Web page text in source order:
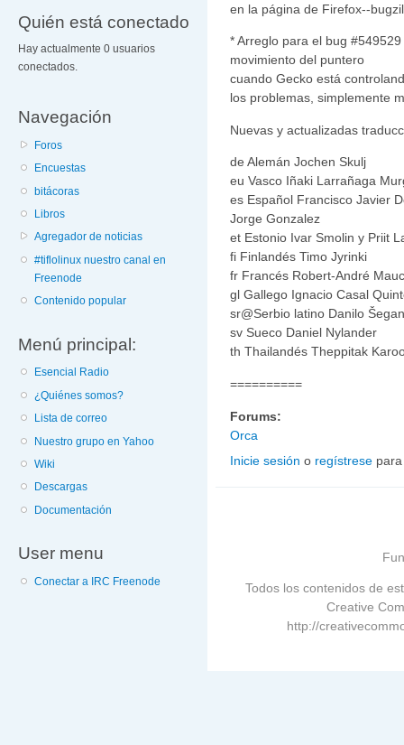
Quién está conectado
Hay actualmente 0 usuarios
conectados.
Navegación
Foros
Encuestas
bitácoras
Libros
Agregador de noticias
#tiflolinux nuestro canal en
Freenode
Contenido popular
Menú principal:
Esencial Radio
¿Quiénes somos?
Lista de correo
Nuestro grupo en Yahoo
Wiki
Descargas
Documentación
User menu
Conectar a IRC Freenode
en la página de Firefox--
* Arreglo para el bug
movimiento del puntero
cuando Gecko está
los problemas, simplemente
Nuevas y actualizadas
de Alemán Jochen Skulj
eu Vasco Iñaki Larrañaga
es Español Francisco Javier
Jorge Gonzalez
et Estonio Ivar Smolin y Priit
fi Finlandés Timo Jyrinki
fr Francés Robert-André
gl Gallego Ignacio Casal
sr@Serbio latino Danilo Šegan
sv Sueco Daniel Nylander
th Thailandés Theppitak
==========
Forums:
Orca
Inicie sesión o regístrese
Todos los contenidos de
Creative
http://